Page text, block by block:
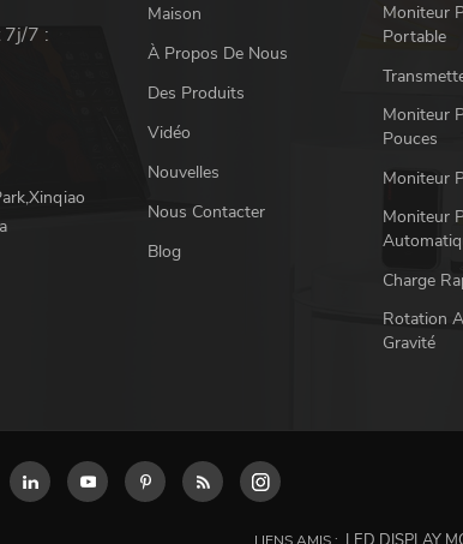
7j/7 :
Maison
À Propos De Nous
Des Produits
Vidéo
Nouvelles
Nous Contacter
Blog
Moniteur
Portable
Moniteur
Pouces
Moniteur
Moniteur
Charge
Rotation
Gravité